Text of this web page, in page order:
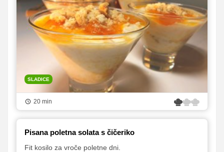
SLADICE
20 min
Pisana poletna solata s čičeriko
Fit kosilo za vroče poletne dni.